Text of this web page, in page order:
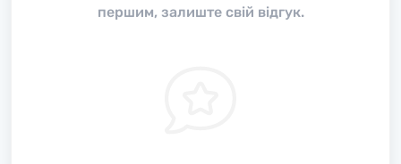
першим, залиште свій відгук.